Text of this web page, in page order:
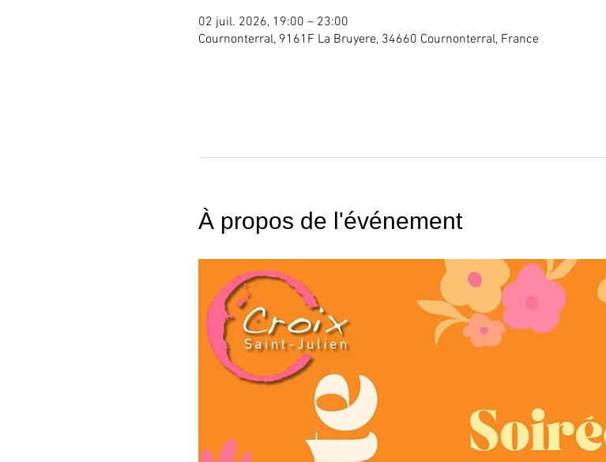
02 juil. 2026, 19:00 – 23:00
Cournonterral, 9161F La Bruyere, 34660 Cournonterral, France
À propos de l'événement